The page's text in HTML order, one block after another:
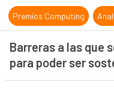
Premios Computing
Barreras a las que
para poder ser